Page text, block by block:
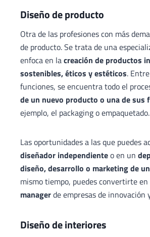
Diseño de producto
Otra de las profesiones con más
de producto. Se trata de una
enfoca en lacreación de productos
sostenibles, éticos y estéticos.
funciones, se encuentra todo el
de un nuevo producto o una de sus
ejemplo, el packaging o empaquetado.
Las oportunidades a las que puedes
diseñador independienteo en un
diseño, desarrollo o marketing de
mismo tiempo, puedes convertirte en
managerde empresas de innovación
Diseño de interiores